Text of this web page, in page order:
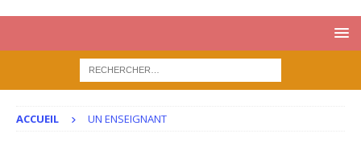
ACCUEIL UN ENSEIGNANT